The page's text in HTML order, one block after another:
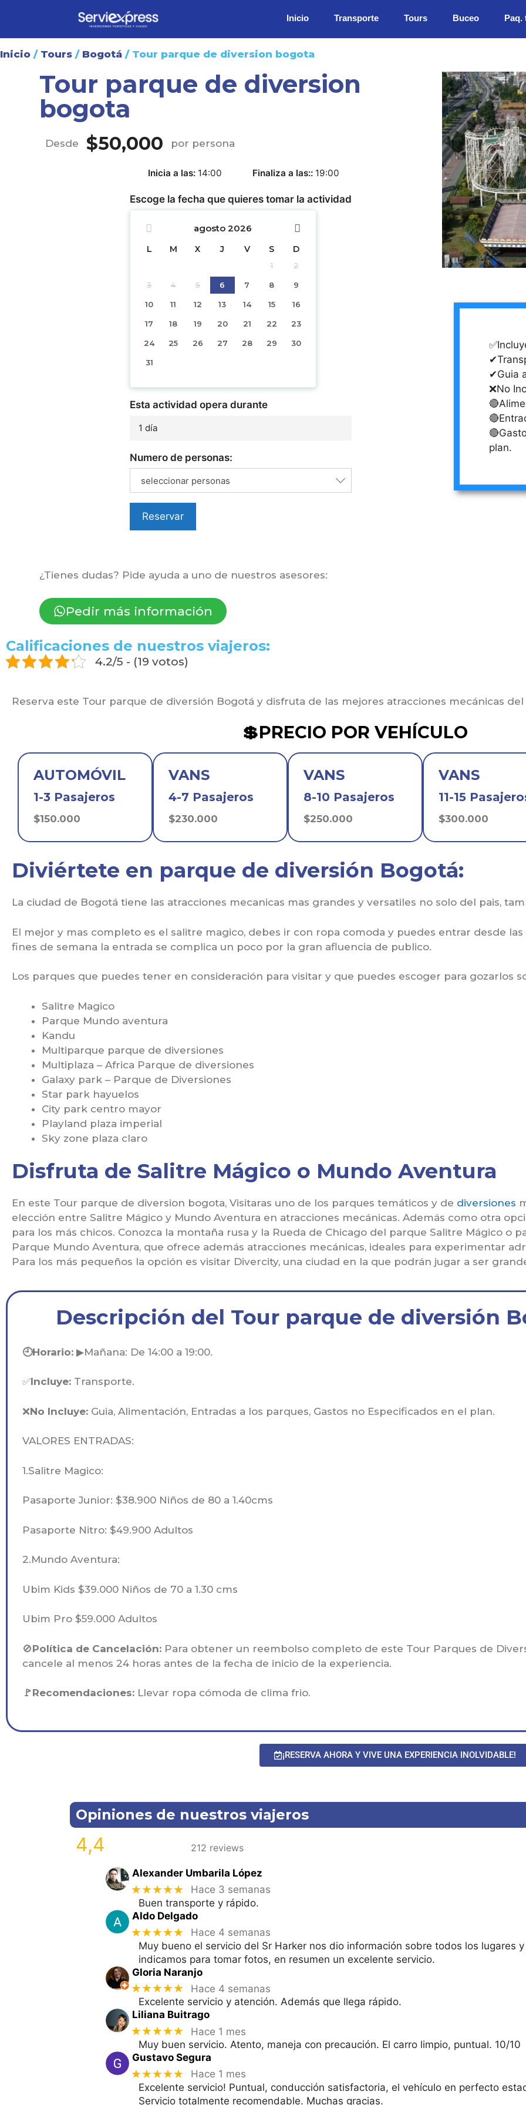
Inicio Transporte Tours Buceo
Inicio / Tours / Bogotá / Tour parque de diversion bogota
Tour parque de diversion
bogota
Desde $50,000 por persona
Inicia a las 14:00 Finaliza a las: 19:00
Escoge la fecha que quieres tomar la actividad
agosto 2026
L M X J V S D
1 2
3 4 5 6 7 8 9
10 11 12 13 14 15 16
17 18 19 20 21 22 23
24 25 26 27 28 29 30
31
Esta actividad opera durante
1 día
Numero de personas:
seleccionar personas
Reservar
¿Tienes dudas? Pide ayuda a uno de nuestros asesores:
Pedir más información
✔Guia
❌No
plan.
Calificaciones de nuestros viajeros:
4.2/5 - (19 votos)
Reserva este Tour parque de diversión Bogotá y disfruta de las mejores atracciones mecánicas del
💲PRECIO POR VEHÍCULO
AUTOMÓVIL
1-3 Pasajeros
$150.000
VANS
4-7 Pasajeros
$230.000
VANS
8-10 Pasajeros
$250.000
VANS
11-15
$300.000
Diviértete en parque de diversión Bogotá:
La ciudad de Bogotá tiene las atracciones mecanicas mas grandes y versatiles no solo del pais,
El mejor y mas completo es el salitre magico, debes ir con ropa comoda y puedes entrar desde las
fines de semana la entrada se complica un poco por la gran afluencia de publico.
Los parques que puedes tener en consideración para visitar y que puedes escoger para gozarlos
Salitre Magico
Parque Mundo aventura
Kandu
Multiparque parque de diversiones
Multiplaza – Africa Parque de diversiones
Galaxy park – Parque de Diversiones
Star park hayuelos
City park centro mayor
Playland plaza imperial
Sky zone plaza claro
Disfruta de Salitre Mágico o Mundo Aventura
En este Tour parque de diversion bogota, Visitaras uno de los parques temáticos y de diversiones
elección entre Salitre Mágico y Mundo Aventura en atracciones mecánicas. Además como otra
para los más chicos. Conozca la montaña rusa y la Rueda de Chicago del parque Salitre Mágico o
Parque Mundo Aventura, que ofrece además atracciones mecánicas, ideales para experimentar
Para los más pequeños la opción es visitar Divercity, una ciudad en la que podrán jugar a ser
Descripción del Tour parque de diversión
🕘Horario: ▶Mañana: De 14:00 a 19:00.
✅Incluye: Transporte.
❌No Incluye: Guia, Alimentación, Entradas a los parques, Gastos no Especificados en el plan.
VALORES ENTRADAS:
1.Salitre Magico:
Pasaporte Junior: $38.900 Niños de 80 a 1.40cms
Pasaporte Nitro: $49.900 Adultos
2.Mundo Aventura:
Ubim Kids $39.000 Niños de 70 a 1.30 cms
Ubim Pro $59.000 Adultos
🚫Política de Cancelación: Para obtener un reembolso completo de este Tour Parques de
cancele al menos 24 horas antes de la fecha de inicio de la experiencia.
🚩Recomendaciones: Llevar ropa cómoda de clima frio.
¡RESERVA AHORA Y VIVE UNA EXPERIENCIA INOLVIDABLE!
Opiniones de nuestros viajeros
4,4 212 reviews
Alexander Umbarila López
★★★★★
Hace 3 semanas
Buen transporte y rápido.
Aldo Delgado
★★★★★
Hace 4 semanas
Muy bueno el servicio del Sr Harker nos dio información sobre todos los lugares
indicamos para tomar fotos, en resumen un excelente servicio.
Gloria Naranjo
★★★★★
Hace 4 semanas
Excelente servicio y atención. Además que llega rápido.
Liliana Buitrago
★★★★★
Hace 1 mes
Muy buen servicio. Atento, maneja con precaución. El carro limpio, puntual. 10/10
Gustavo Segura
★★★★★
Hace 1 mes
Excelente servicio! Puntual, conducción satisfactoria, el vehículo en perfecto
Servicio totalmente recomendable. Muchas gracias.